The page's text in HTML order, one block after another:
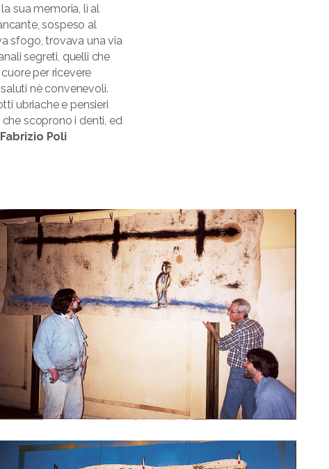
sua memoria, lì al
sospeso al
sfogo, trovava una via
segreti, quelli che
per ricevere
nè convenevoli.
ubriache e pensieri
scoprono i denti, ed
Fabrizio Poli